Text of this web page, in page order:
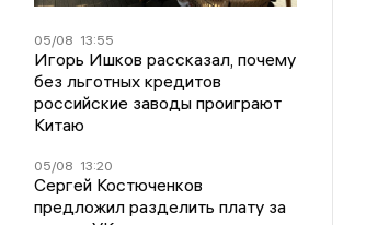
05/08 13:55
Игорь Ишков рассказал, почему
без льготных кредитов
российские заводы проиграют
Китаю
05/08 13:20
Сергей Костюченков
предложил разделить плату за